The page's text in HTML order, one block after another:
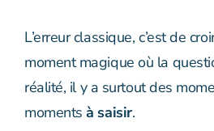
L’erreur classique, c’est de
moment magique où la
réalité, il y a surtout des
momentsà saisir.